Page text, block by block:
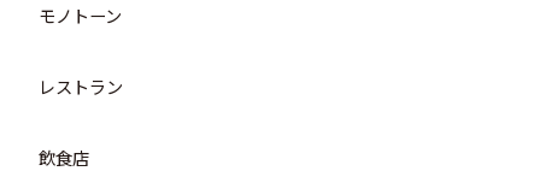
モノトーン
レストラン
飲食店